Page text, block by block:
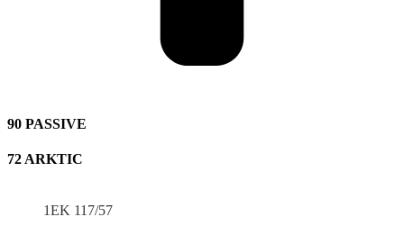
90 PASSIVE
72 ARKTIC
1EK 117/57